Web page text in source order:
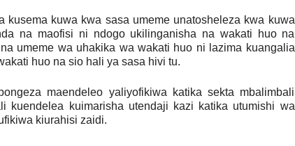
kusema kuwa kwa sasa umeme unatosheleza kwa kuwa
na maofisi ni ndogo ukilinganisha na wakati huo na
umeme wa uhakika wa wakati huo ni lazima kuangalia
huo na sio hali ya sasa hivi tu.
maendeleo yaliyofikiwa katika sekta mbalimbali
kuendelea kuimarisha utendaji kazi katika utumishi wa
kiurahisi zaidi.